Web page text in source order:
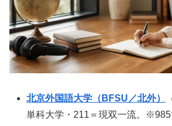
北京外国語大学（BFSU／北外）
単科大学・211＝現双一流。※985